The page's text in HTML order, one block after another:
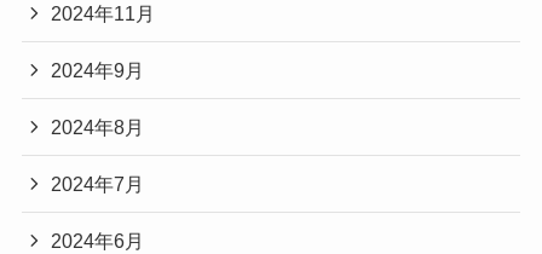
2024年11月
2024年9月
2024年8月
2024年7月
2024年6月